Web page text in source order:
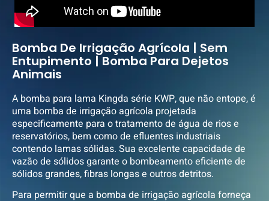
Bomba De Irrigação Agrícola | Sem
Entupimento | Bomba Para Dejetos
Animais
A bomba para lama Kingda série KWP, que não entope, é
uma bomba de irrigação agrícola projetada
especificamente para o tratamento de água de rios e
reservatórios, bem como de efluentes industriais
contendo lamas sólidas. Sua excelente capacidade de
vazão de sólidos garante o bombeamento eficiente de
sólidos grandes, fibras longas e outros detritos.
Para permitir que a bomba de irrigação agrícola forneça